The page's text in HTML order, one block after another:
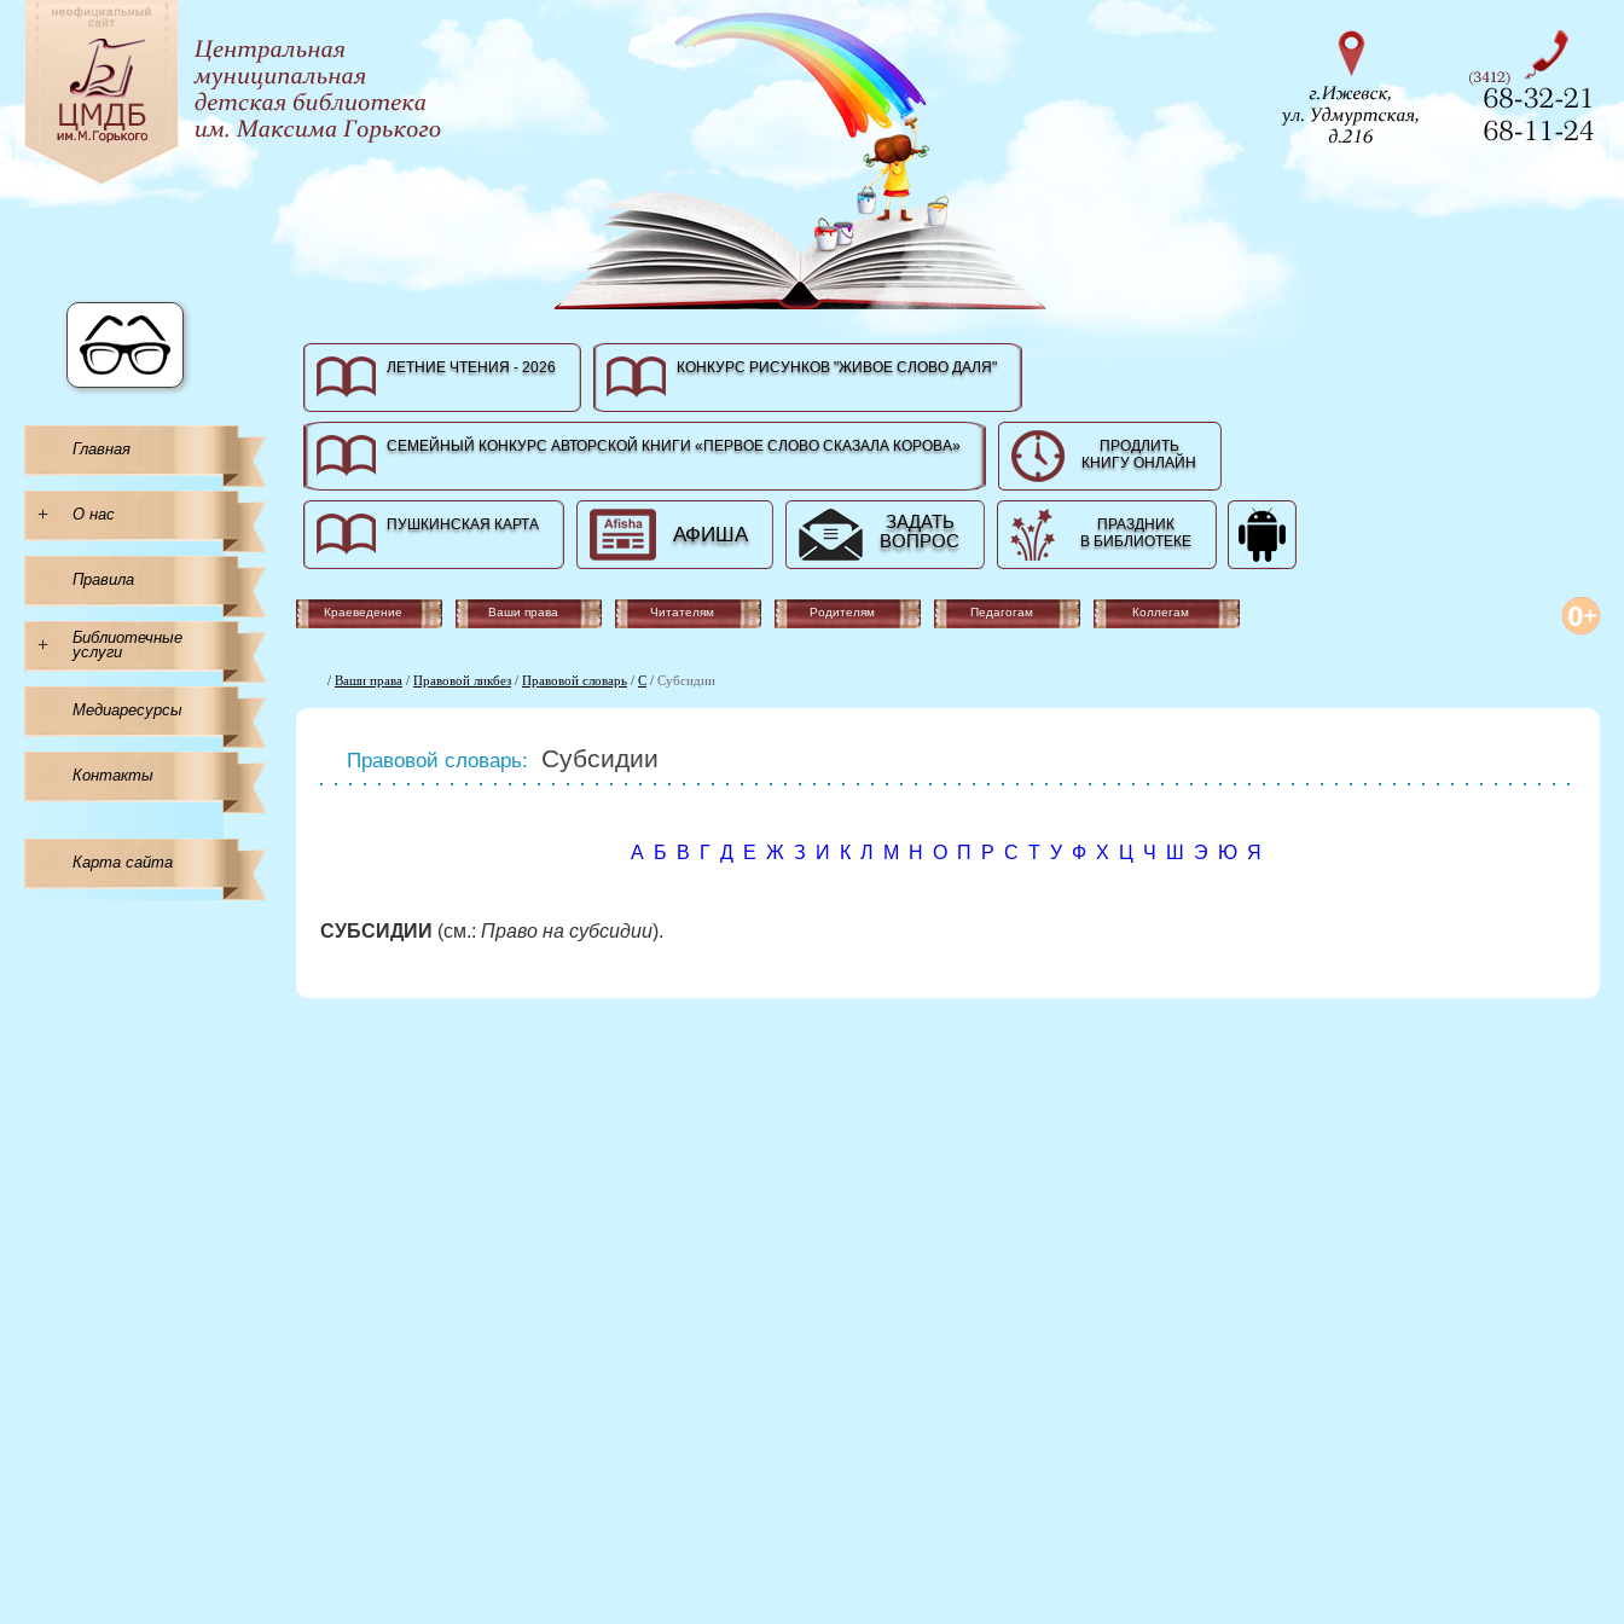
Главная
+ О нас
Правила
+
Библиотечные
услуги
Медиаресурсы
Контакты
Карта сайта
ЛЕТНИЕ ЧТЕНИЯ - 2026 КОНКУРС РИСУНКОВ "ЖИВОЕ СЛОВО ДАЛЯ"
СЕМЕЙНЫЙ КОНКУРС АВТОРСКОЙ КНИГИ «ПЕРВОЕ СЛОВО СКАЗАЛА КОРОВА»
ПРОДЛИТЬ
КНИГУ ОНЛАЙН
ПУШКИНСКАЯ КАРТА АФИША
ЗАДАТЬ
ВОПРОС
ПРАЗДНИК
В БИБЛИОТЕКЕ
Краеведение Ваши права Читателям Родителям Педагогам Коллегам
/ Ваши права / Правовой ликбез / Правовой словарь / С / Субсидии
Правовой словарь: Субсидии
А Б В Г Д Е Ж З И К Л М Н О П Р С Т У Ф Х Ц Ч Ш Э Ю Я
СУБСИДИИ (см.: Право на субсидии).